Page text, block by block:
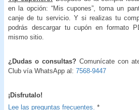
en la opción: “Mis cupones”, toma un
canje de tu servicio. Y si realizas tu
podrás descargar tu cupón en formato
mismo sitio.
¿Dudas o consultas? Comunícate con
Club vía WhatsApp al: 7568-9447
¡Disfrutalo!
Lee las preguntas frecuentes. *